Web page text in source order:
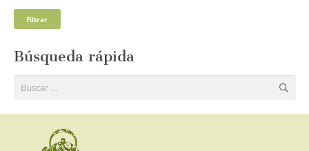
Filtrar
Búsqueda rápida
Buscar: